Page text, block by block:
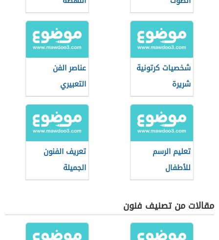
شخصيات كرتونية
شريرة
عناصر الفن
التعبيري
تعليم الرسم
للأطفال
تعريف الفنون
الجميلة
مقالات من تصنيف فنون